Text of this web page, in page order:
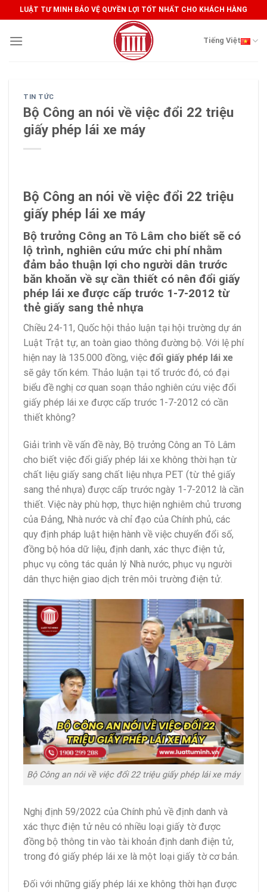
to
content
LUẬT TƯ MINH BẢO VỆ QUYỀN LỢI TỐT NHẤT CHO KHÁCH HÀNG
Tiếng Việt
TIN TỨC
Bộ Công an nói về việc đổi 22 triệu
giấy phép lái xe máy
Bộ Công an nói về việc đổi 22 triệu
giấy phép lái xe máy
Bộ trưởng Công an Tô Lâm cho biết sẽ có
lộ trình, nghiên cứu mức chi phí nhằm
đảm bảo thuận lợi cho người dân trước
băn khoăn về sự cần thiết có nên đổi giấy
phép lái xe được cấp trước 1-7-2012 từ
thẻ giấy sang thẻ nhựa
Chiều 24-11, Quốc hội thảo luận tại hội trường dự án
Luật Trật tự, an toàn giao thông đường bộ. Với lệ phí
hiện nay là 135.000 đồng, việc đổi giấy phép lái xe
sẽ gây tốn kém. Thảo luận tại tổ trước đó, có đại
biểu đề nghị cơ quan soạn thảo nghiên cứu việc đổi
giấy phép lái xe được cấp trước 1-7-2012 có cần
thiết không?
Giải trình về vấn đề này, Bộ trưởng Công an Tô Lâm
cho biết việc đổi giấy phép lái xe không thời hạn từ
chất liệu giấy sang chất liệu nhựa PET (từ thẻ giấy
sang thẻ nhựa) được cấp trước ngày 1-7-2012 là cần
thiết. Việc này phù hợp, thực hiện nghiêm chủ trương
của Đảng, Nhà nước và chỉ đạo của Chính phủ, các
quy định pháp luật hiện hành về việc chuyển đổi số,
đồng bộ hóa dữ liệu, định danh, xác thực điện tử,
phục vụ công tác quản lý Nhà nước, phục vụ người
dân thực hiện giao dịch trên môi trường điện tử.
Bộ Công an nói về việc đổi 22 triệu giấy phép lái xe máy
Nghị định 59/2022 của Chính phủ về định danh và
xác thực điện tử nêu có nhiều loại giấy tờ được
đồng bộ thông tin vào tài khoản định danh điện tử,
trong đó giấy phép lái xe là một loại giấy tờ cơ bản.
Đối với những giấy phép lái xe không thời hạn được